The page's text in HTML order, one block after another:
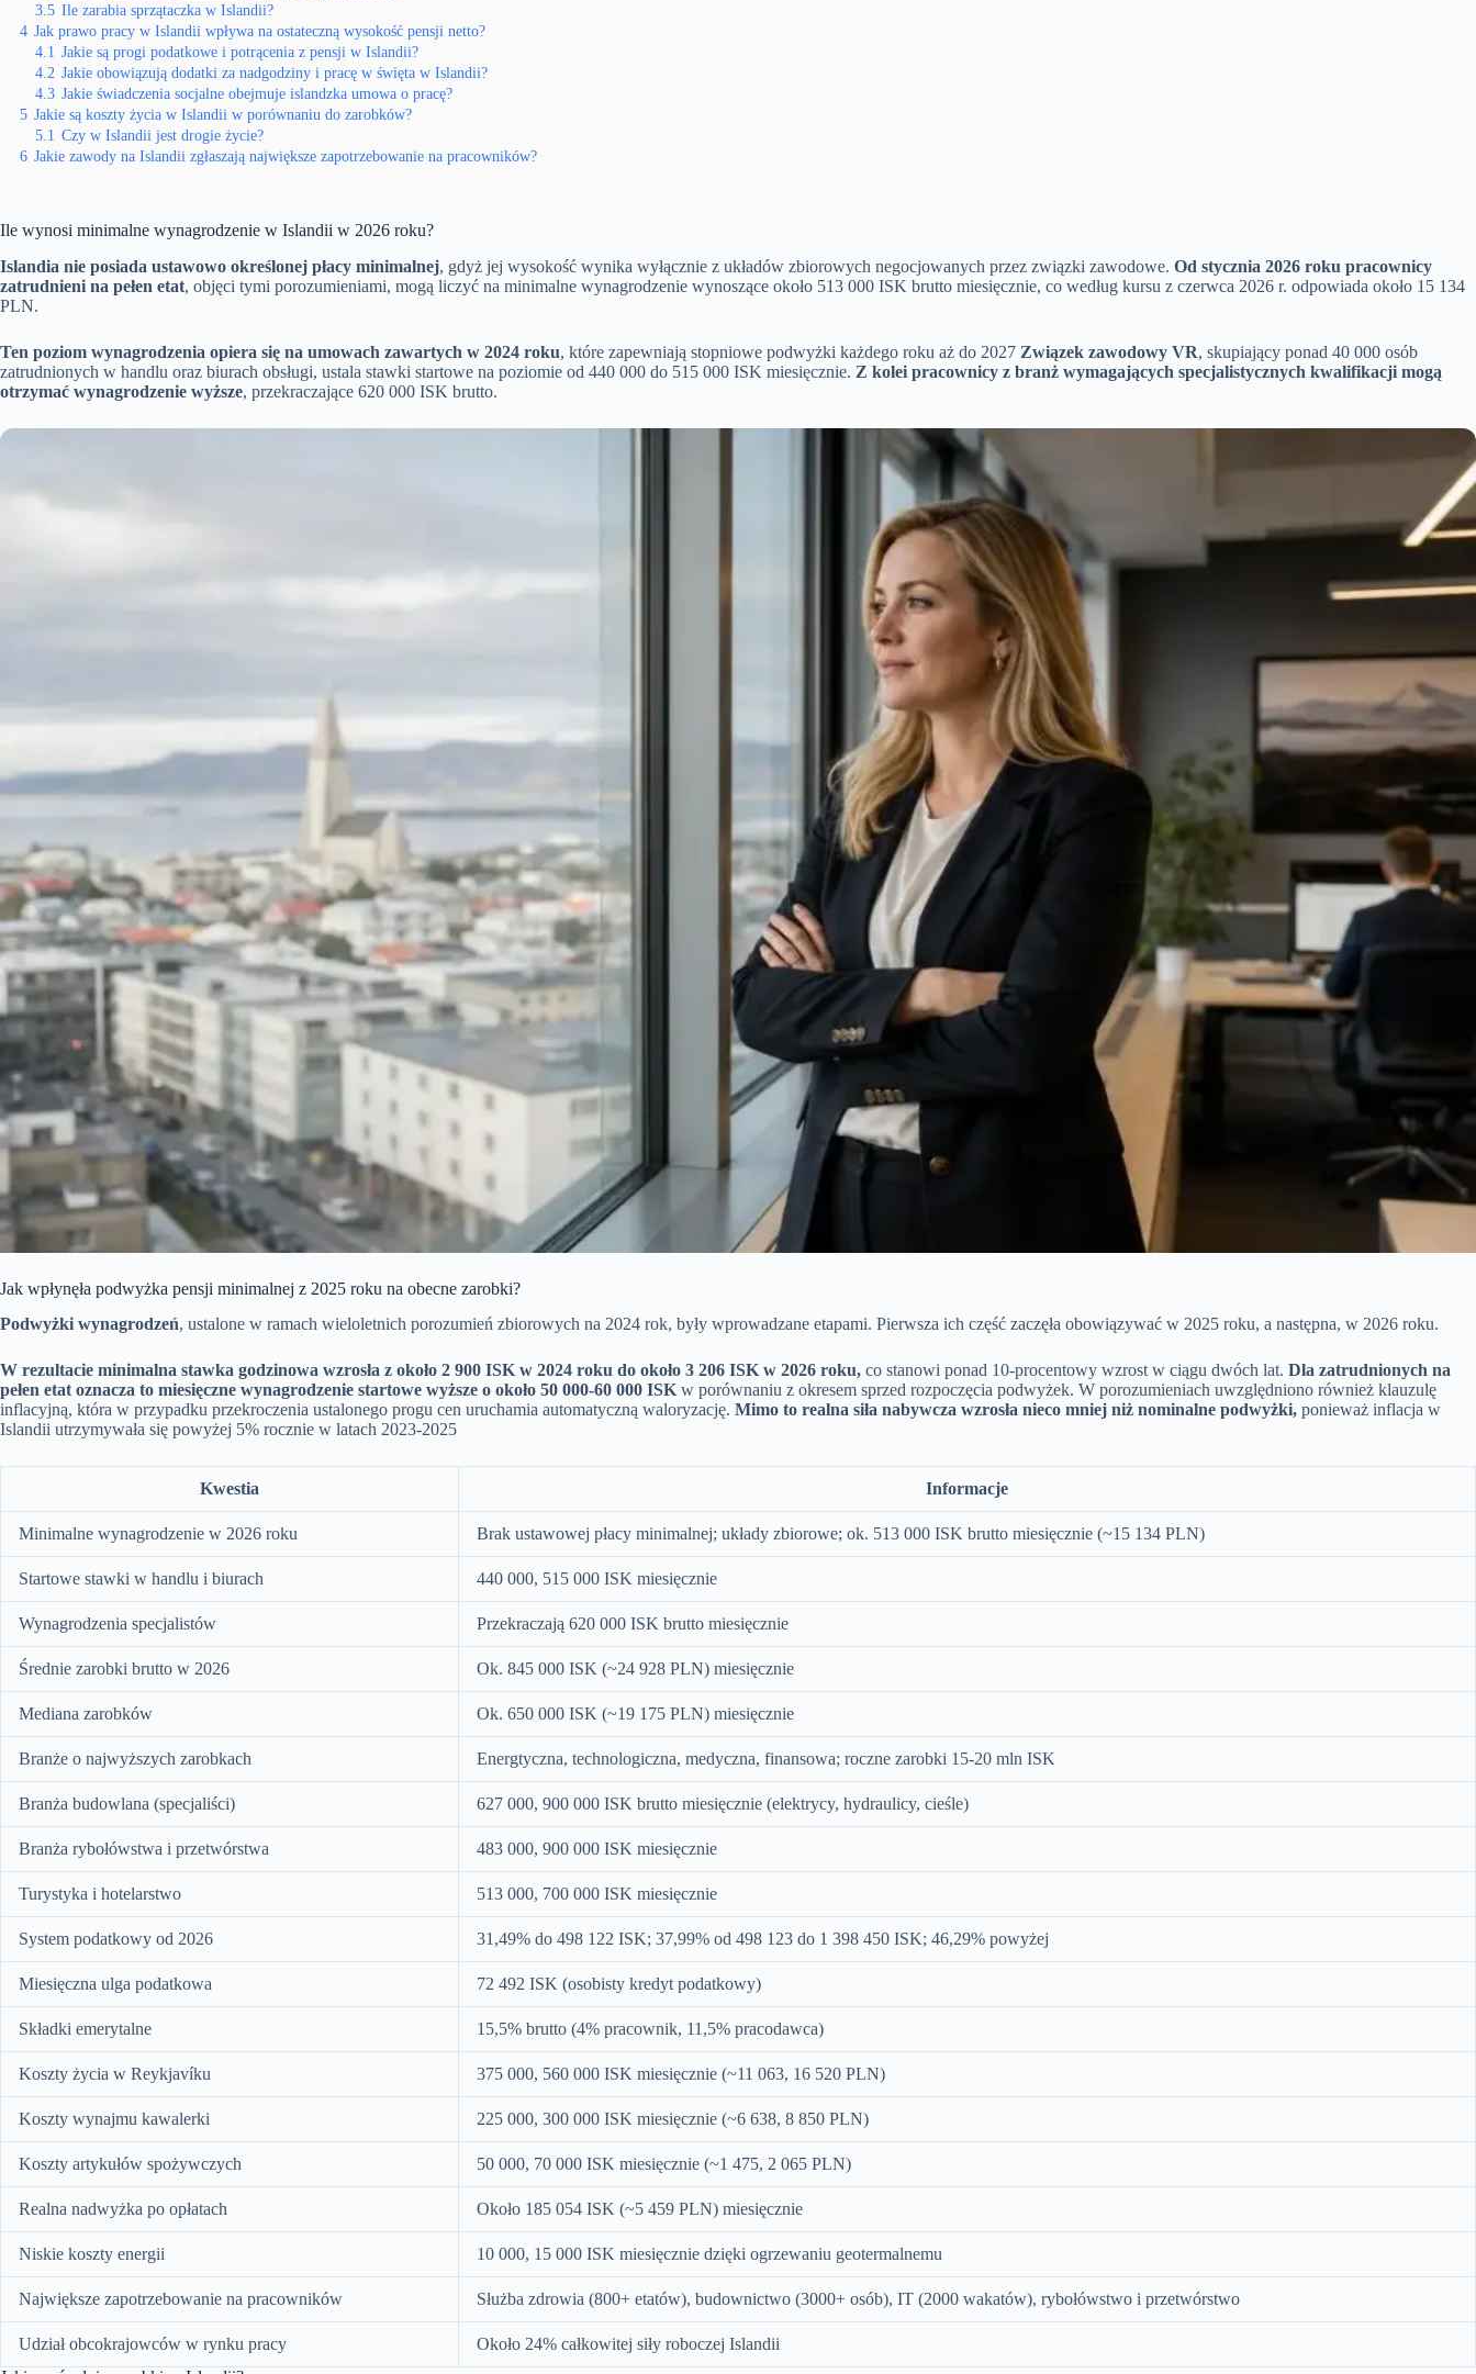
3.5 Ile zarabia sprzątaczka w Islandii?
4 Jak prawo pracy w Islandii wpływa na ostateczną wysokość pensji netto?
4.1 Jakie są progi podatkowe i potrącenia z pensji w Islandii?
4.2 Jakie obowiązują dodatki za nadgodziny i pracę w święta w Islandii?
4.3 Jakie świadczenia socjalne obejmuje islandzka umowa o pracę?
5 Jakie są koszty życia w Islandii w porównaniu do zarobków?
5.1 Czy w Islandii jest drogie życie?
6 Jakie zawody na Islandii zgłaszają największe zapotrzebowanie na pracowników?
Ile wynosi minimalne wynagrodzenie w Islandii w 2026 roku?
Islandia nie posiada ustawowo określonej płacy minimalnej, gdyż jej wysokość wynika wyłącznie z układów zbiorowych negocjowanych przez związki zawodowe. Od stycznia 2026 roku pracownicy
zatrudnieni na pełen etat, objęci tymi porozumieniami, mogą liczyć na minimalne wynagrodzenie wynoszące około 513 000 ISK brutto miesięcznie, co według kursu z czerwca 2026 r. odpowiada około 15 134
PLN.
Ten poziom wynagrodzenia opiera się na umowach zawartych w 2024 roku, które zapewniają stopniowe podwyżki każdego roku aż do 2027 Związek zawodowy VR, skupiający ponad 40 000 osób
zatrudnionych w handlu oraz biurach obsługi, ustala stawki startowe na poziomie od 440 000 do 515 000 ISK miesięcznie. Z kolei pracownicy z branż wymagających specjalistycznych kwalifikacji mogą
otrzymać wynagrodzenie wyższe, przekraczające 620 000 ISK brutto.
Jak wpłynęła podwyżka pensji minimalnej z 2025 roku na obecne zarobki?
Podwyżki wynagrodzeń, ustalone w ramach wieloletnich porozumień zbiorowych na 2024 rok, były wprowadzane etapami. Pierwsza ich część zaczęła obowiązywać w 2025 roku, a następna, w 2026 roku.
W rezultacie minimalna stawka godzinowa wzrosła z około 2 900 ISK w 2024 roku do około 3 206 ISK w 2026 roku, co stanowi ponad 10-procentowy wzrost w ciągu dwóch lat. Dla zatrudnionych na
pełen etat oznacza to miesięczne wynagrodzenie startowe wyższe o około 50 000-60 000 ISK w porównaniu z okresem sprzed rozpoczęcia podwyżek. W porozumieniach uwzględniono również klauzulę
inflacyjną, która w przypadku przekroczenia ustalonego progu cen uruchamia automatyczną waloryzację. Mimo to realna siła nabywcza wzrosła nieco mniej niż nominalne podwyżki, ponieważ inflacja w
Islandii utrzymywała się powyżej 5% rocznie w latach 2023-2025
Kwestia Informacje
Minimalne wynagrodzenie w 2026 roku Brak ustawowej płacy minimalnej; układy zbiorowe; ok. 513 000 ISK brutto miesięcznie (~15 134 PLN)
Startowe stawki w handlu i biurach 440 000, 515 000 ISK miesięcznie
Wynagrodzenia specjalistów Przekraczają 620 000 ISK brutto miesięcznie
Średnie zarobki brutto w 2026 Ok. 845 000 ISK (~24 928 PLN) miesięcznie
Mediana zarobków Ok. 650 000 ISK (~19 175 PLN) miesięcznie
Branże o najwyższych zarobkach Energtyczna, technologiczna, medyczna, finansowa; roczne zarobki 15-20 mln ISK
Branża budowlana (specjaliści) 627 000, 900 000 ISK brutto miesięcznie (elektrycy, hydraulicy, cieśle)
Branża rybołówstwa i przetwórstwa 483 000, 900 000 ISK miesięcznie
Turystyka i hotelarstwo 513 000, 700 000 ISK miesięcznie
System podatkowy od 2026 31,49% do 498 122 ISK; 37,99% od 498 123 do 1 398 450 ISK; 46,29% powyżej
Miesięczna ulga podatkowa 72 492 ISK (osobisty kredyt podatkowy)
Składki emerytalne 15,5% brutto (4% pracownik, 11,5% pracodawca)
Koszty życia w Reykjavíku 375 000, 560 000 ISK miesięcznie (~11 063, 16 520 PLN)
Koszty wynajmu kawalerki 225 000, 300 000 ISK miesięcznie (~6 638, 8 850 PLN)
Koszty artykułów spożywczych 50 000, 70 000 ISK miesięcznie (~1 475, 2 065 PLN)
Realna nadwyżka po opłatach Około 185 054 ISK (~5 459 PLN) miesięcznie
Niskie koszty energii 10 000, 15 000 ISK miesięcznie dzięki ogrzewaniu geotermalnemu
Największe zapotrzebowanie na pracowników Służba zdrowia (800+ etatów), budownictwo (3000+ osób), IT (2000 wakatów), rybołówstwo i przetwórstwo
Udział obcokrajowców w rynku pracy
Około 24% całkowitej siły roboczej Islandii